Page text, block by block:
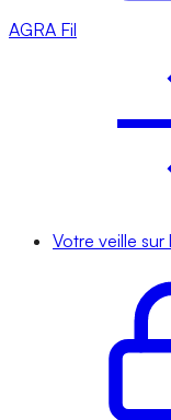
AGRA Fil
Votre veille